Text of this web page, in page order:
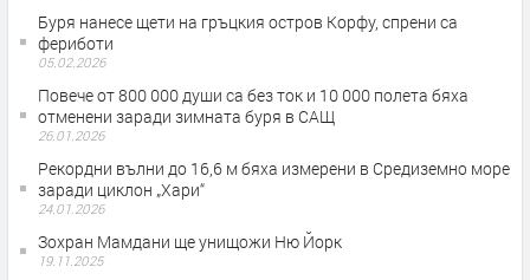
Буря нанесе щети на гръцкия остров Корфу, спрени са
фериботи
05.02.2026
Повече от 800 000 души са без ток и 10 000 полета бяха
отменени заради зимната буря в САЩ
26.01.2026
Рекордни вълни до 16,6 м бяха измерени в Средиземно море
заради циклон „Хари“
24.01.2026
Зохран Мамдани ще унищожи Ню Йорк
19.11.2025